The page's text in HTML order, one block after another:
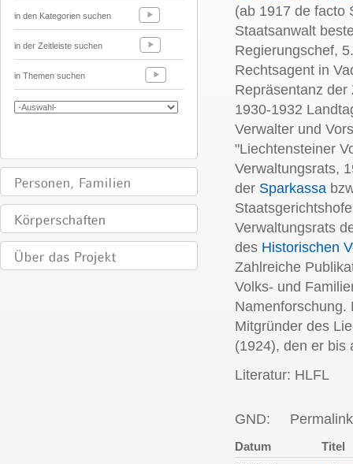
in den Kategorien suchen
in der Zeitleiste suchen
in Themen suchen
(ab 1917 de facto
Staatsanwalt
Regierungschef,
Rechtsagent in
Repräsentanz der
1930-1932
Verwalter und
"Liechtensteiner
Verwaltungsrats,
der Sparkassa
Verwaltungsrats
des Historischen
Zahlreiche
Volks- und
Mitgründer des
(1924), den er bis
Literatur: HLFL
GND:
Datum Titel